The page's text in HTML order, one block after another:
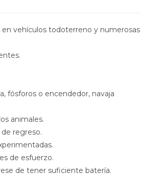
vehículos todoterreno y numerosas
fósforos o encendedor, navaja
animales.
regreso.
de esfuerzo.
de tener suficiente batería.